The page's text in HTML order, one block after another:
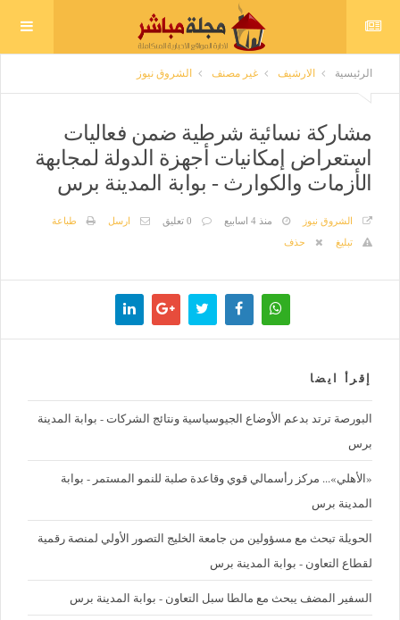
الرئيسية الارشيف غير مصنف الشروق نيوز
مشاركة نسائية شرطية ضمن فعاليات
استعراض إمكانيات أجهزة الدولة لمجابهة
الأزمات والكوارث - بوابة المدينة برس
الشروق نيوز منذ 4 اسابيع 0 تعليق ارسل
طباعة
تبليغ
حذف
إقرأ ايضا
البورصة ترتد بدعم الأوضاع الجيوسياسية ونتائج الشركات - بوابة المدينة
برس
«الأهلي»... مركز رأسمالي قوي وقاعدة صلبة للنمو المستمر - بوابة
المدينة برس
الحويلة تبحث مع مسؤولين من جامعة الخليج التصور الأولي لمنصة رقمية
لقطاع التعاون - بوابة المدينة برس
السفير المضف يبحث مع مالطا سبل التعاون - بوابة المدينة برس